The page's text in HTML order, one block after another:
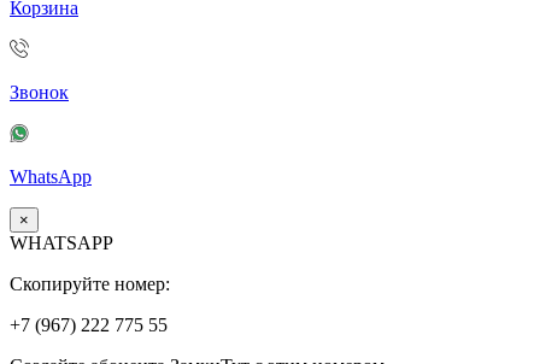
Корзина
Звонок
WhatsApp
×
WHATSAPP
Скопируйте номер:
+7 (967) 222 775 55